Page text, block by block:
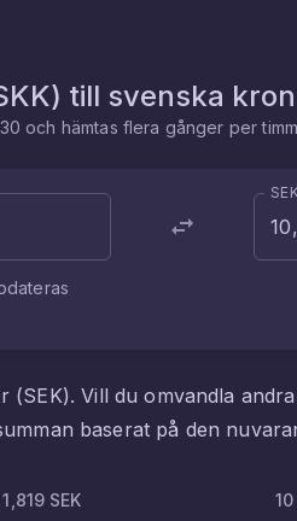
) till svenska
och hämtas flera gånger per
(SEK). Vill du omvandla
baserat på den
1,819 SEK 10